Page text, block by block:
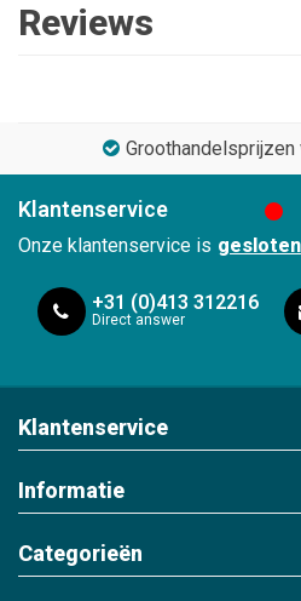
Reviews
Klantenservice
Onze klantenservice is gesloten
+31 (0)413 312216
Direct answer
Klantenservice
Informatie
Categorieën